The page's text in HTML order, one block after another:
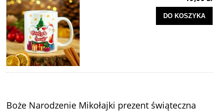
DO KOSZYKA
Boże Narodzenie Mikołajki prezent świąteczna